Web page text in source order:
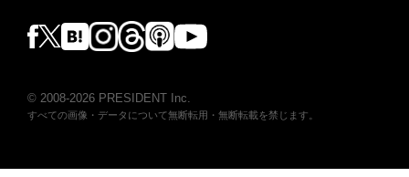
© 2008-2026 PRESIDENT Inc.
すべての画像・データについて無断転用・無断転載を禁じます。